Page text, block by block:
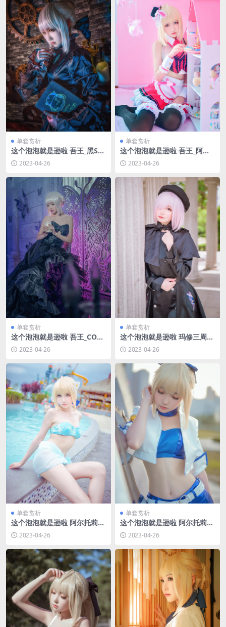
单套赏析
这个泡泡就是逊啦 吾王_黑SA
BER_阿尔托莉雅 [11P-3MB]
2023-04-26
单套赏析
这个泡泡就是逊啦 吾王_阿尔
托莉雅_女仆_情人节 [10P-22
MB]2023-04-26
单套赏析
这个泡泡就是逊啦 吾王_COS_
阿尔托莉雅 [14P-20MB]
2023-04-26
单套赏析
这个泡泡就是逊啦 玛修三周年
[11P-34MB]
2023-04-26
单套赏析
这个泡泡就是逊啦 阿尔托莉雅
泳装 [14P-26MB]
2023-04-26
单套赏析
这个泡泡就是逊啦 阿尔托莉雅
赛车服 [13P-26MB]
2023-04-26